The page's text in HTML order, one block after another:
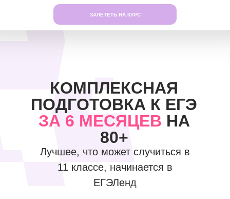
ЗАЛЕТЕТЬ НА КУРС
Лучшее, что может случиться в
11 классе, начинается в
ЕГЭЛенд
КОМПЛЕКСНАЯ
ПОДГОТОВКА К ЕГЭ
ЗА 6 МЕСЯЦЕВ НА
80+